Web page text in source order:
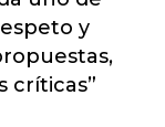
y
críticas”